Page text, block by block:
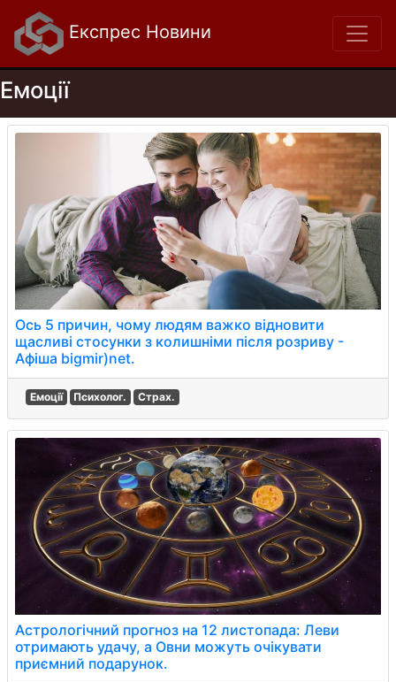
Експрес Новини
Емоції
Ось 5 причин, чому людям важко відновити
щасливі стосунки з колишніми після розриву -
Афіша bigmir)net.
Емоції Психолог. Страх.
Астрологічний прогноз на 12 листопада: Леви
отримають удачу, а Овни можуть очікувати
приємний подарунок.